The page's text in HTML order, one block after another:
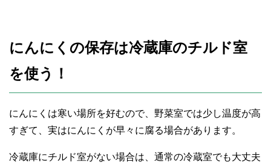
にんにくの保存は冷蔵庫のチルド室
を使う！
にんにくは寒い場所を好むので、野菜室では少し温度が高
すぎて、実はにんにくが早々に腐る場合があります。
冷蔵庫にチルド室がない場合は、通常の冷蔵室でも大丈夫